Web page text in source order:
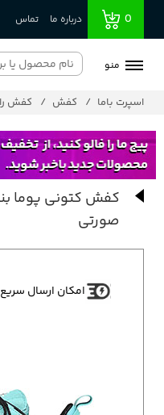
0 درباره ما تماس
منو
اسپرت باما کفش کفش
کفش کتونی پوما
صورتی
امکان ارسال سریع